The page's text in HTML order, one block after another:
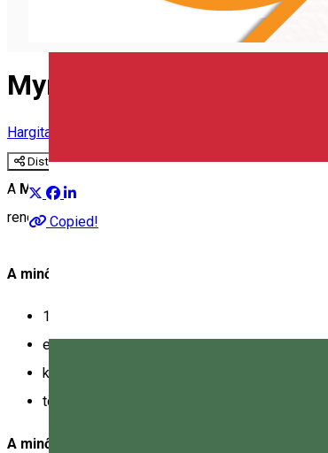
Myrmidone minősítés
Hargitai vezércikk
Distribuie
Copied!
A Myrmidone
(narancslepke) a helyi
rendszer.
A minősítést azok a vendéglátóegységek
100 km-es körzetből származó alapanyagokat
együttműködnek helyi termelőkkel,
kínálatukban megtalálhatóak a Hargita
törekednek az ételpazarlás csökkentésére.
A minősítés megszerzése: